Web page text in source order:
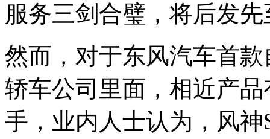
服务三剑合璧，将后发先
然而，对于东风汽车首
轿车公司里面，相近产
手，业内人士认为，风